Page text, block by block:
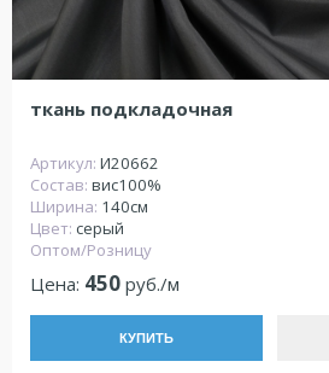
ткань подкладочная
Артикул: И20662
Состав: вис100%
Ширина: 140см
Цвет: серый
Оптом/Розницу
Цена: 450 руб./м
КУПИТЬ